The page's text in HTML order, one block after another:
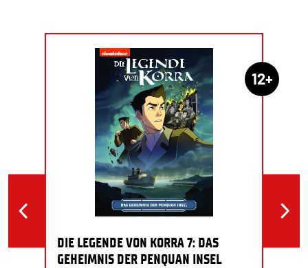
12+
DIE LEGENDE VON KORRA 7: DAS
GEHEIMNIS DER PENQUAN INSEL